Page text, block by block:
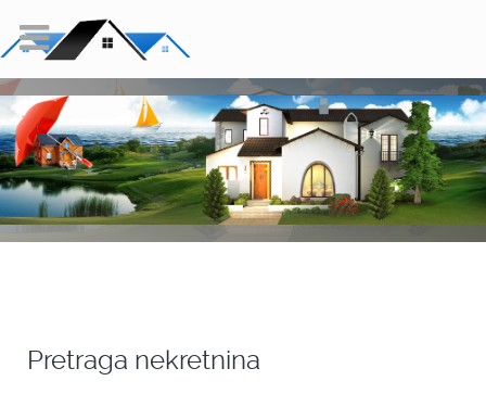
Pretraga nekretnina